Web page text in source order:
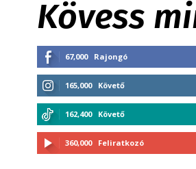
Kövess
67,000 Rajongó
165,000 Követő
162,400 Követő
360,000 Feliratkozó